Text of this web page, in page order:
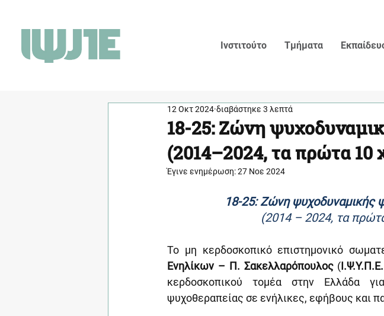
Ινστιτούτο Τμήματα
18-25: Ζώνη
(2014–2024, τα πρώτα 10
12 Οκτ 2024 διαβάστηκε 3 λεπτά
Έγινε ενημέρωση:27 Νοε 2024
18-25: Ζώνη ψυχοδυναμικής
(2014 – 2024, τα
Το μη κερδοσκοπικό επιστημονικό
Ενηλίκων – Π. Σακελλαρόπουλος (
κερδοσκοπικού τομέα στην Ελλάδα
ψυχοθεραπείας σε ενήλικες, εφήβους και